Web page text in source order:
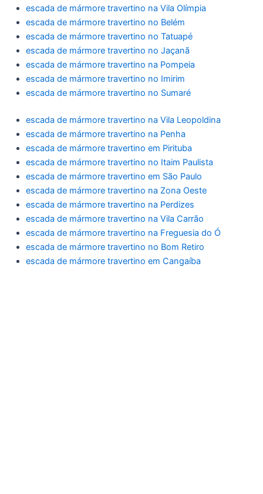
escada de mármore travertino na Vila Olímpia
escada de mármore travertino no Belém
escada de mármore travertino no Tatuapé
escada de mármore travertino no Jaçanã
escada de mármore travertino na Pompeia
escada de mármore travertino no Imirim
escada de mármore travertino no Sumaré
escada de mármore travertino na Vila Leopoldina
escada de mármore travertino na Penha
escada de mármore travertino em Pirituba
escada de mármore travertino no Itaim Paulista
escada de mármore travertino em São Paulo
escada de mármore travertino na Zona Oeste
escada de mármore travertino na Perdizes
escada de mármore travertino na Vila Carrão
escada de mármore travertino na Freguesia do Ó
escada de mármore travertino no Bom Retiro
escada de mármore travertino em Cangaíba